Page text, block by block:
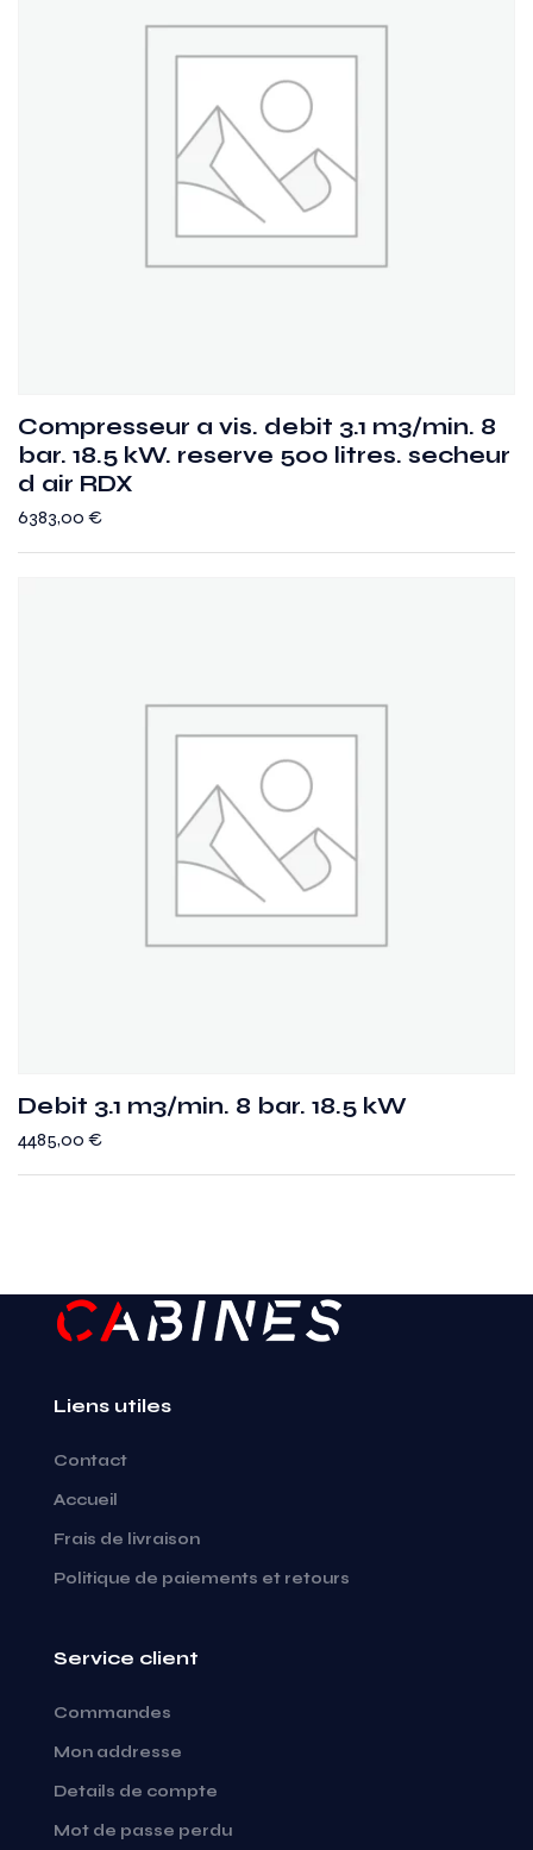
Compresseur a vis. debit 3.1 m3/min. 8
bar. 18.5 kW. reserve 500 litres. secheur
d air RDX
6383,00 €
Debit 3.1 m3/min. 8 bar. 18.5 kW
4485,00 €
Liens utiles
Contact
Accueil
Frais de livraison
Politique de paiements et retours
Service client
Commandes
Mon addresse
Details de compte
Mot de passe perdu